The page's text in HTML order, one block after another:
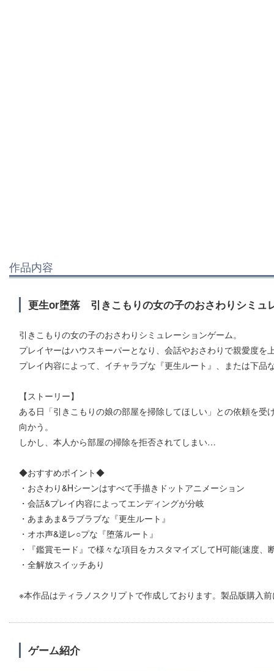
作品内容
更生or堕落 引きこもりの女の子のおさわりシミュ
引きこもりの女の子のおさわりシミュレーションゲーム。
プレイヤーはハウスキーパーとなり、会話やおさわりで親愛度を
プレイ内容によって、イチャラブな『更生ルート』、または下品
【ストーリー】
ある日「引きこもりの娘の部屋を掃除してほしい」との依頼を
向かう。
しかし、本人から部屋の掃除を拒否されてしまい…
◆おすすめポイント◆
・おさわり&Hシーンはすべて手描きドットアニメーション
・会話&プレイ内容によってエンディングが分岐
・あまあま&ラブラブな『更生ルート』
・オホ声&逆レ○プな『堕落ルート』
・『鑑賞モード』で様々な項目をカスタマイズしてH可能(速度
・全解放スイッチあり
※本作品はティラノスクリプトで作成しております。製品版購入
ゲーム紹介